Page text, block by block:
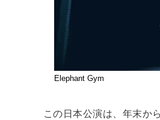
Elephant Gym
この日本公演は、年末か